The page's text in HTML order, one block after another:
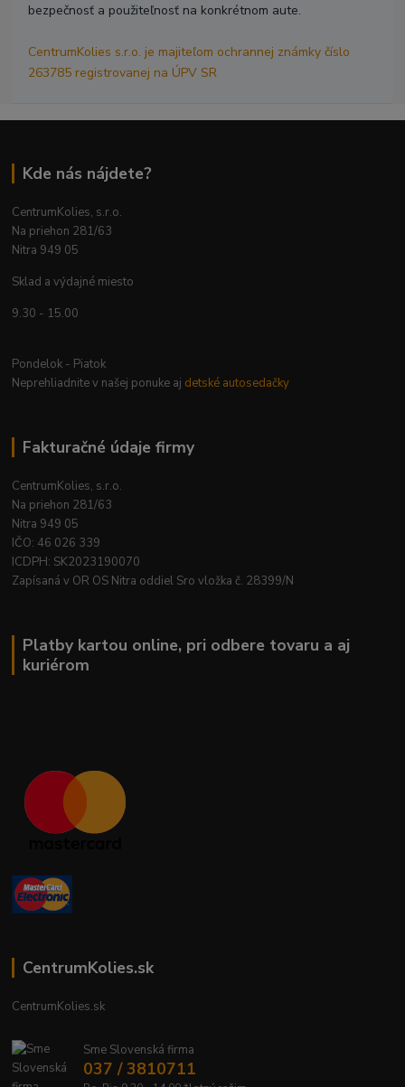
bezpečnosť a použiteľnosť na konkrétnom aute.
CentrumKolies s.r.o. je majiteľom ochrannej známky číslo
263785 registrovanej na ÚPV SR
Kde nás nájdete?
CentrumKolies, s.r.o.
Na priehon 281/63
Nitra 949 05
Sklad a výdajné miesto
9.30 - 15.00
Pondelok - Piatok
Neprehliadnite v našej ponuke aj detské autosedačky
Fakturačné údaje firmy
CentrumKolies, s.r.o.
Na priehon 281/63
Nitra 949 05
IČO: 46 026 339
ICDPH: SK2023190070
Zapísaná v OR OS Nitra oddiel Sro vložka č. 28399/N
Platby kartou online, pri odbere tovaru a aj
kuriérom
CentrumKolies.sk
CentrumKolies.sk
Sme Slovenská firma
037 / 3810711